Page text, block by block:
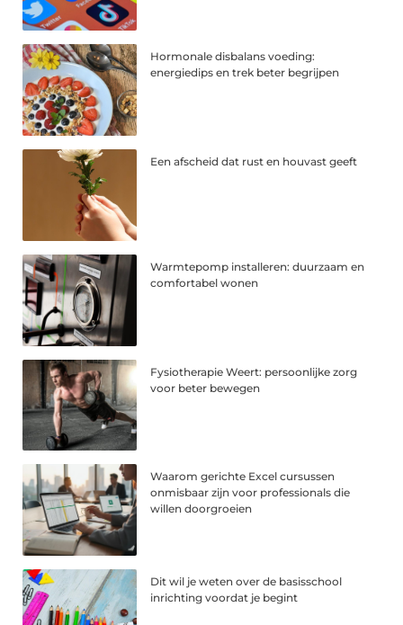
Hormonale disbalans voeding:
energiedips en trek beter begrijpen
Een afscheid dat rust en houvast geeft
Warmtepomp installeren: duurzaam en
comfortabel wonen
Fysiotherapie Weert: persoonlijke zorg
voor beter bewegen
Waarom gerichte Excel cursussen
onmisbaar zijn voor professionals die
willen doorgroeien
Dit wil je weten over de basisschool
inrichting voordat je begint